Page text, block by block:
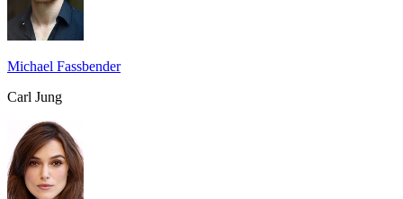
Michael Fassbender
Carl Jung